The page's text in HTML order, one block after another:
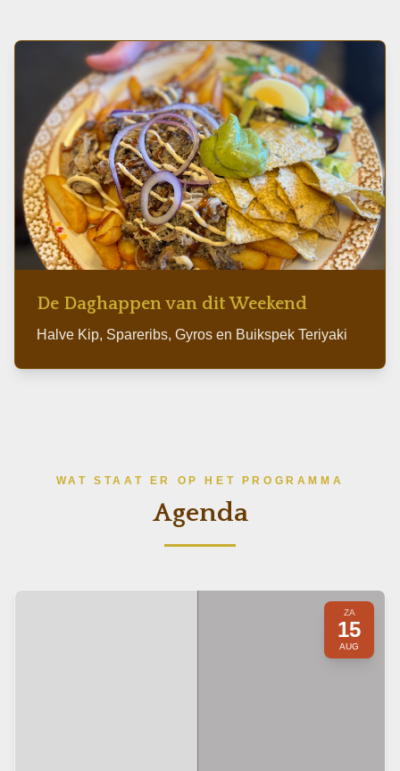
De Daghappen van dit Weekend
Halve Kip, Spareribs, Gyros en Buikspek Teriyaki
WAT STAAT ER OP HET PROGRAMMA
Agenda
ZA
15
AUG